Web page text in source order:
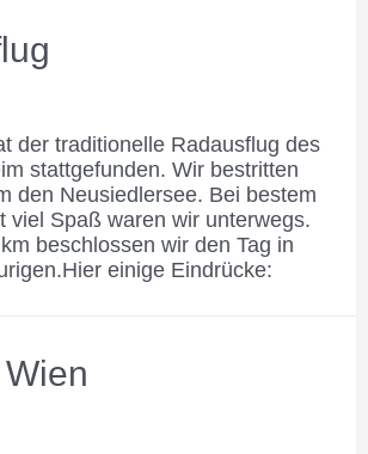
der traditionelle Radausflug des
stattgefunden. Wir bestritten
den Neusiedlersee. Bei bestem
viel Spaß waren wir unterwegs.
beschlossen wir den Tag in
einige Eindrücke: